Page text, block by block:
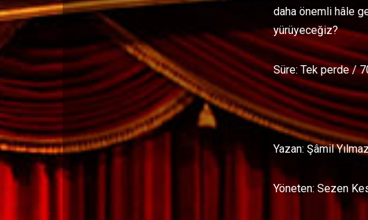
daha önemli hâle
yürüyeceğiz?
Süre: Tek perde /
Yazan: Şâmil
Yöneten: Sezen